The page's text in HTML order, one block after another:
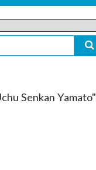
Senkan Yamato"